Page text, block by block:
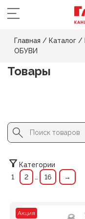
Главная / Каталог /
ОБУВИ
Товары
Search
for:
Button
Категории
1
2 … 16 →
Акция